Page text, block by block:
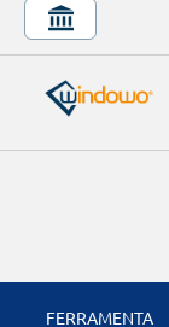
FERRAMENTA